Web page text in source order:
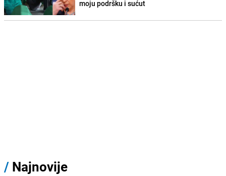
moju podršku i sućut
/ Najnovije